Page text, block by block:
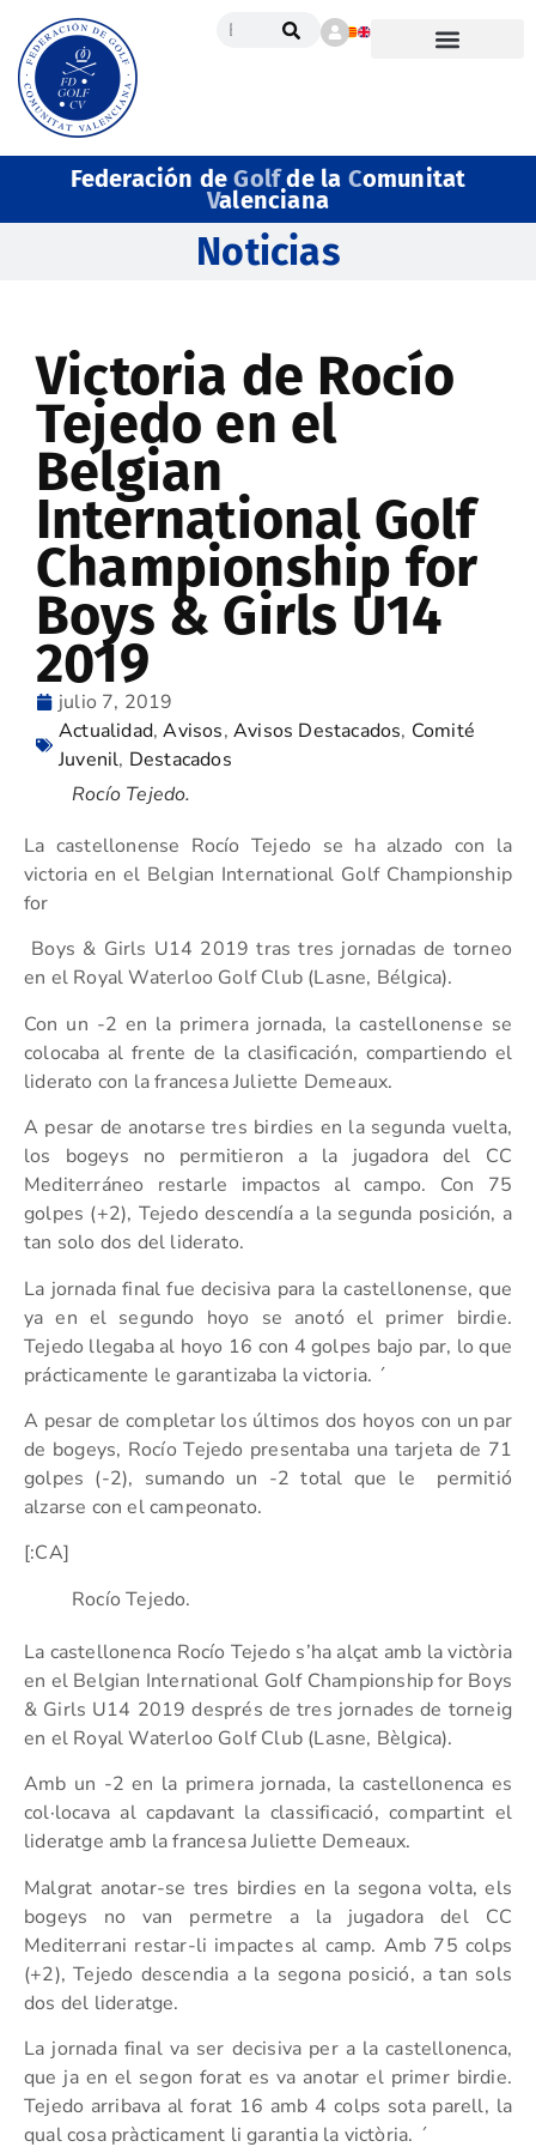
Federación deGolfde la Comunitat
Valenciana
Noticias
Victoria de Rocío
Tejedo en el
Belgian
International Golf
Championship for
Boys & Girls U14
2019
julio 7, 2019
Actualidad,Avisos,Avisos Destacados, Comité
Juvenil, Destacados
Rocío Tejedo.
La castellonense Rocío Tejedo se ha alzado con la
victoria en el Belgian International Golf Championship
for
Boys & Girls U14 2019 tras tres jornadas de torneo
en el Royal Waterloo Golf Club (Lasne, Bélgica).
Con un -2 en la primera jornada, la castellonense se
colocaba al frente de la clasificación, compartiendo el
liderato con la francesa Juliette Demeaux.
A pesar de anotarse tres birdies en la segunda vuelta,
los bogeys no permitieron a la jugadora del CC
Mediterráneo restarle impactos al campo. Con 75
golpes (+2), Tejedo descendía a la segunda posición, a
tan solo dos del liderato.
La jornada final fue decisiva para la castellonense, que
ya en el segundo hoyo se anotó el primer birdie.
Tejedo llegaba al hoyo 16 con 4 golpes bajo par, lo que
prácticamente le garantizaba la victoria. ´
A pesar de completar los últimos dos hoyos con un par
de bogeys, Rocío Tejedo presentaba una tarjeta de 71
golpes (-2), sumando un -2 total que le
permitió
alzarse con el campeonato.
[:CA]
Rocío Tejedo.
La castellonenca Rocío Tejedo s’ha alçat amb la victòria
en el Belgian International Golf Championship for Boys
& Girls U14 2019 després de tres jornades de torneig
en el Royal Waterloo Golf Club (Lasne, Bèlgica).
Amb un -2 en la primera jornada, la castellonenca es
col·locava al capdavant la classificació, compartint el
lideratge amb la francesa Juliette Demeaux.
Malgrat anotar-se tres birdies en la segona volta, els
bogeys no van permetre a la jugadora del CC
Mediterrani restar-li impactes al camp. Amb 75 colps
(+2), Tejedo descendia a la segona posició, a tan sols
dos del lideratge.
La jornada final va ser decisiva per a la castellonenca,
que ja en el segon forat es va anotar el primer birdie.
Tejedo arribava al forat 16 amb 4 colps sota parell, la
qual cosa pràcticament li garantia la victòria. ´